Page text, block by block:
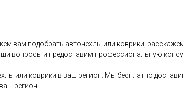
вам подобрать авточехлы или коврики,
вопросы и предоставим профессиональную
или коврики в ваш регион. Мы бесплатно
регион.